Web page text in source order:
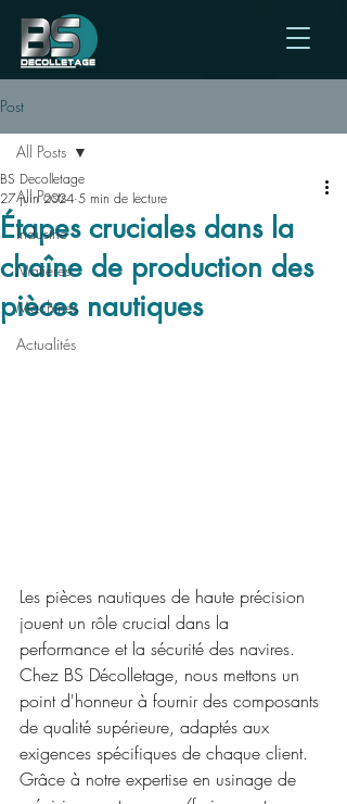
Post
All Posts
Industrie
Matières
Machines
Actualités
All Posts
Étapes cruciales dans la
chaîne de production des
pièces nautiques
BS Decolletage
27 juin 2024 5 min de lecture
Les pièces nautiques de haute précision
jouent un rôle crucial dans la
performance et la sécurité des navires.
Chez BS Décolletage, nous mettons un
point d'honneur à fournir des composants
de qualité supérieure, adaptés aux
exigences spécifiques de chaque client.
Grâce à notre expertise en usinage de